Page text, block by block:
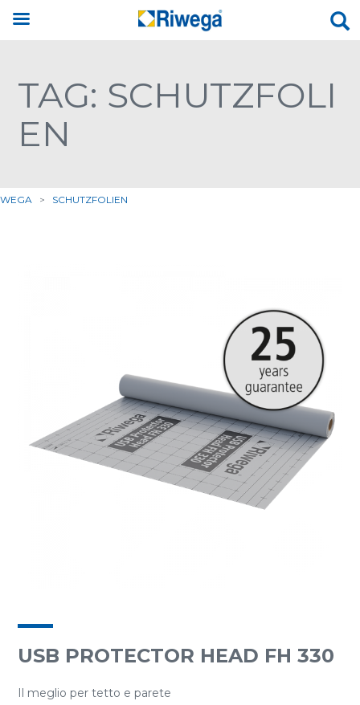
TAG: SCHUTZFOLI
EN
> SCHUTZFOLIEN
USB PROTECTOR HEAD FH 330
Il meglio per tetto e parete